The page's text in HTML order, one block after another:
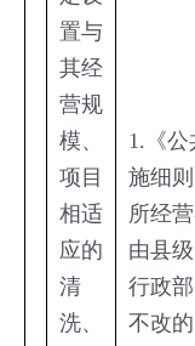
置与
其经
营规
模、
项目
相适
应的
清
洗、
1.《
施细
所经
由县
行政
不改